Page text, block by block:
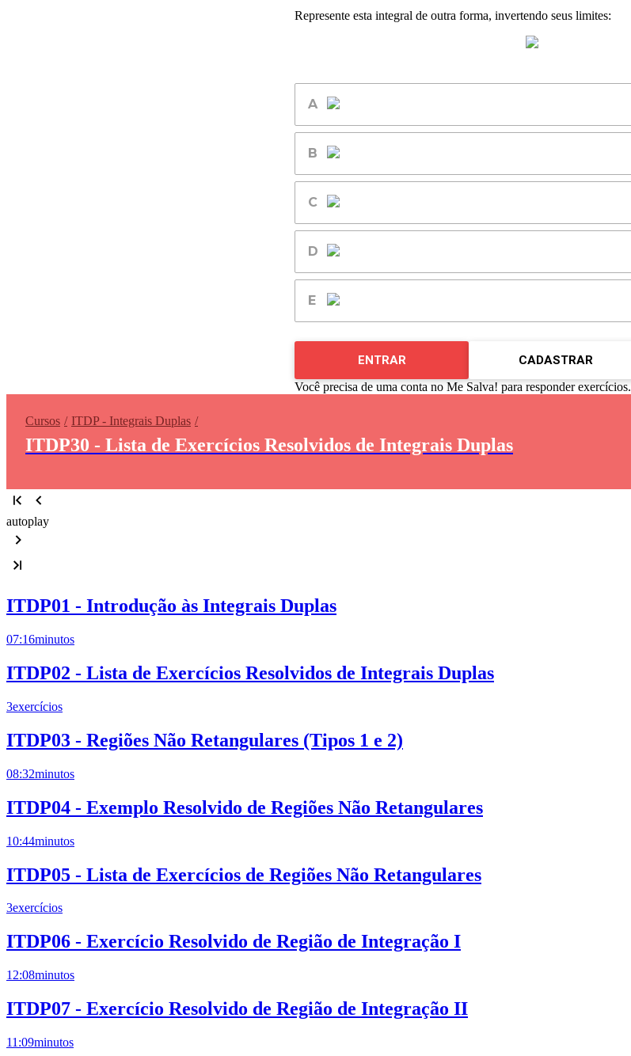
Represente esta integral de outra forma, invertendo seus limites:
ENTRAR CADASTRAR
Você precisa de uma conta no Me Salva! para responder exercícios.
Cursos ITDP - Integrais Duplas
ITDP30 - Lista de Exercícios Resolvidos de Integrais Duplas
autoplay
ITDP01 - Introdução às Integrais Duplas
07:16minutos
ITDP02 - Lista de Exercícios Resolvidos de Integrais Duplas
3exercícios
ITDP03 - Regiões Não Retangulares (Tipos 1 e 2)
08:32minutos
ITDP04 - Exemplo Resolvido de Regiões Não Retangulares
10:44minutos
ITDP05 - Lista de Exercícios de Regiões Não Retangulares
3exercícios
ITDP06 - Exercício Resolvido de Região de Integração I
12:08minutos
ITDP07 - Exercício Resolvido de Região de Integração II
11:09minutos